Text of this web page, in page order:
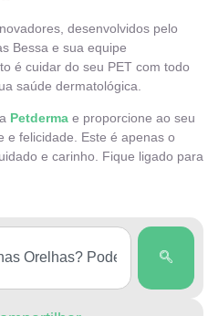
desenvolvidos pelo
Bessa e sua equipe
é cuidar do seu PET com todo
saúde dermatológica.
Petderma e proporcione ao seu
e felicidade. Este é apenas o
e carinho. Fique ligado para